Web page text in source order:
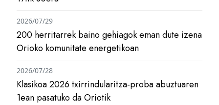
200 herritarrek baino gehiagok eman dute izena
Orioko komunitate energetikoan
2026/07/29
Klasikoa 2026 txirrindularitza-proba abuztuaren
1ean pasatuko da Oriotik
2026/07/28